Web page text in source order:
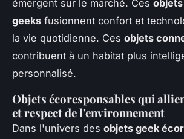
émergent sur le marché. Ces
geeks fusionnent confort et
la vie quotidienne. Ces objets
contribuent à un habitat plus
personnalisé.
Objets écoresponsables qui
et respect de l'environnement
Dans l'univers des objets geek